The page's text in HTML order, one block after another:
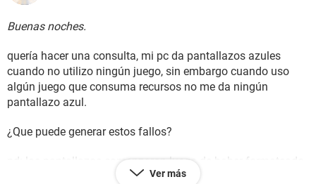
Buenas noches.
quería hacer una consulta, mi pc da pantallazos azules
cuando no utilizo ningún juego, sin embargo cuando uso
algún juego que consuma recursos no me da ningún
pantallazo azul.
¿Que puede generar estos fallos?
pd: los pantallazos comenzaron luego de haber formateado
Ver más